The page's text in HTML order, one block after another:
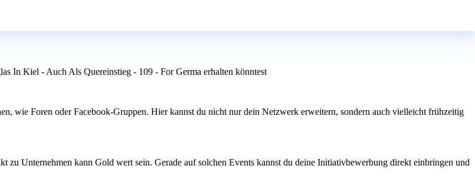
In Kiel - Auch Als Quereinstieg - 109 - For Germa erhalten könntest
wie Foren oder Facebook-Gruppen. Hier kannst du nicht nur dein Netzwerk erweitern, sondern auch vielleicht frühzeitig
zu Unternehmen kann Gold wert sein. Gerade auf solchen Events kannst du deine Initiativbewerbung direkt einbringen und